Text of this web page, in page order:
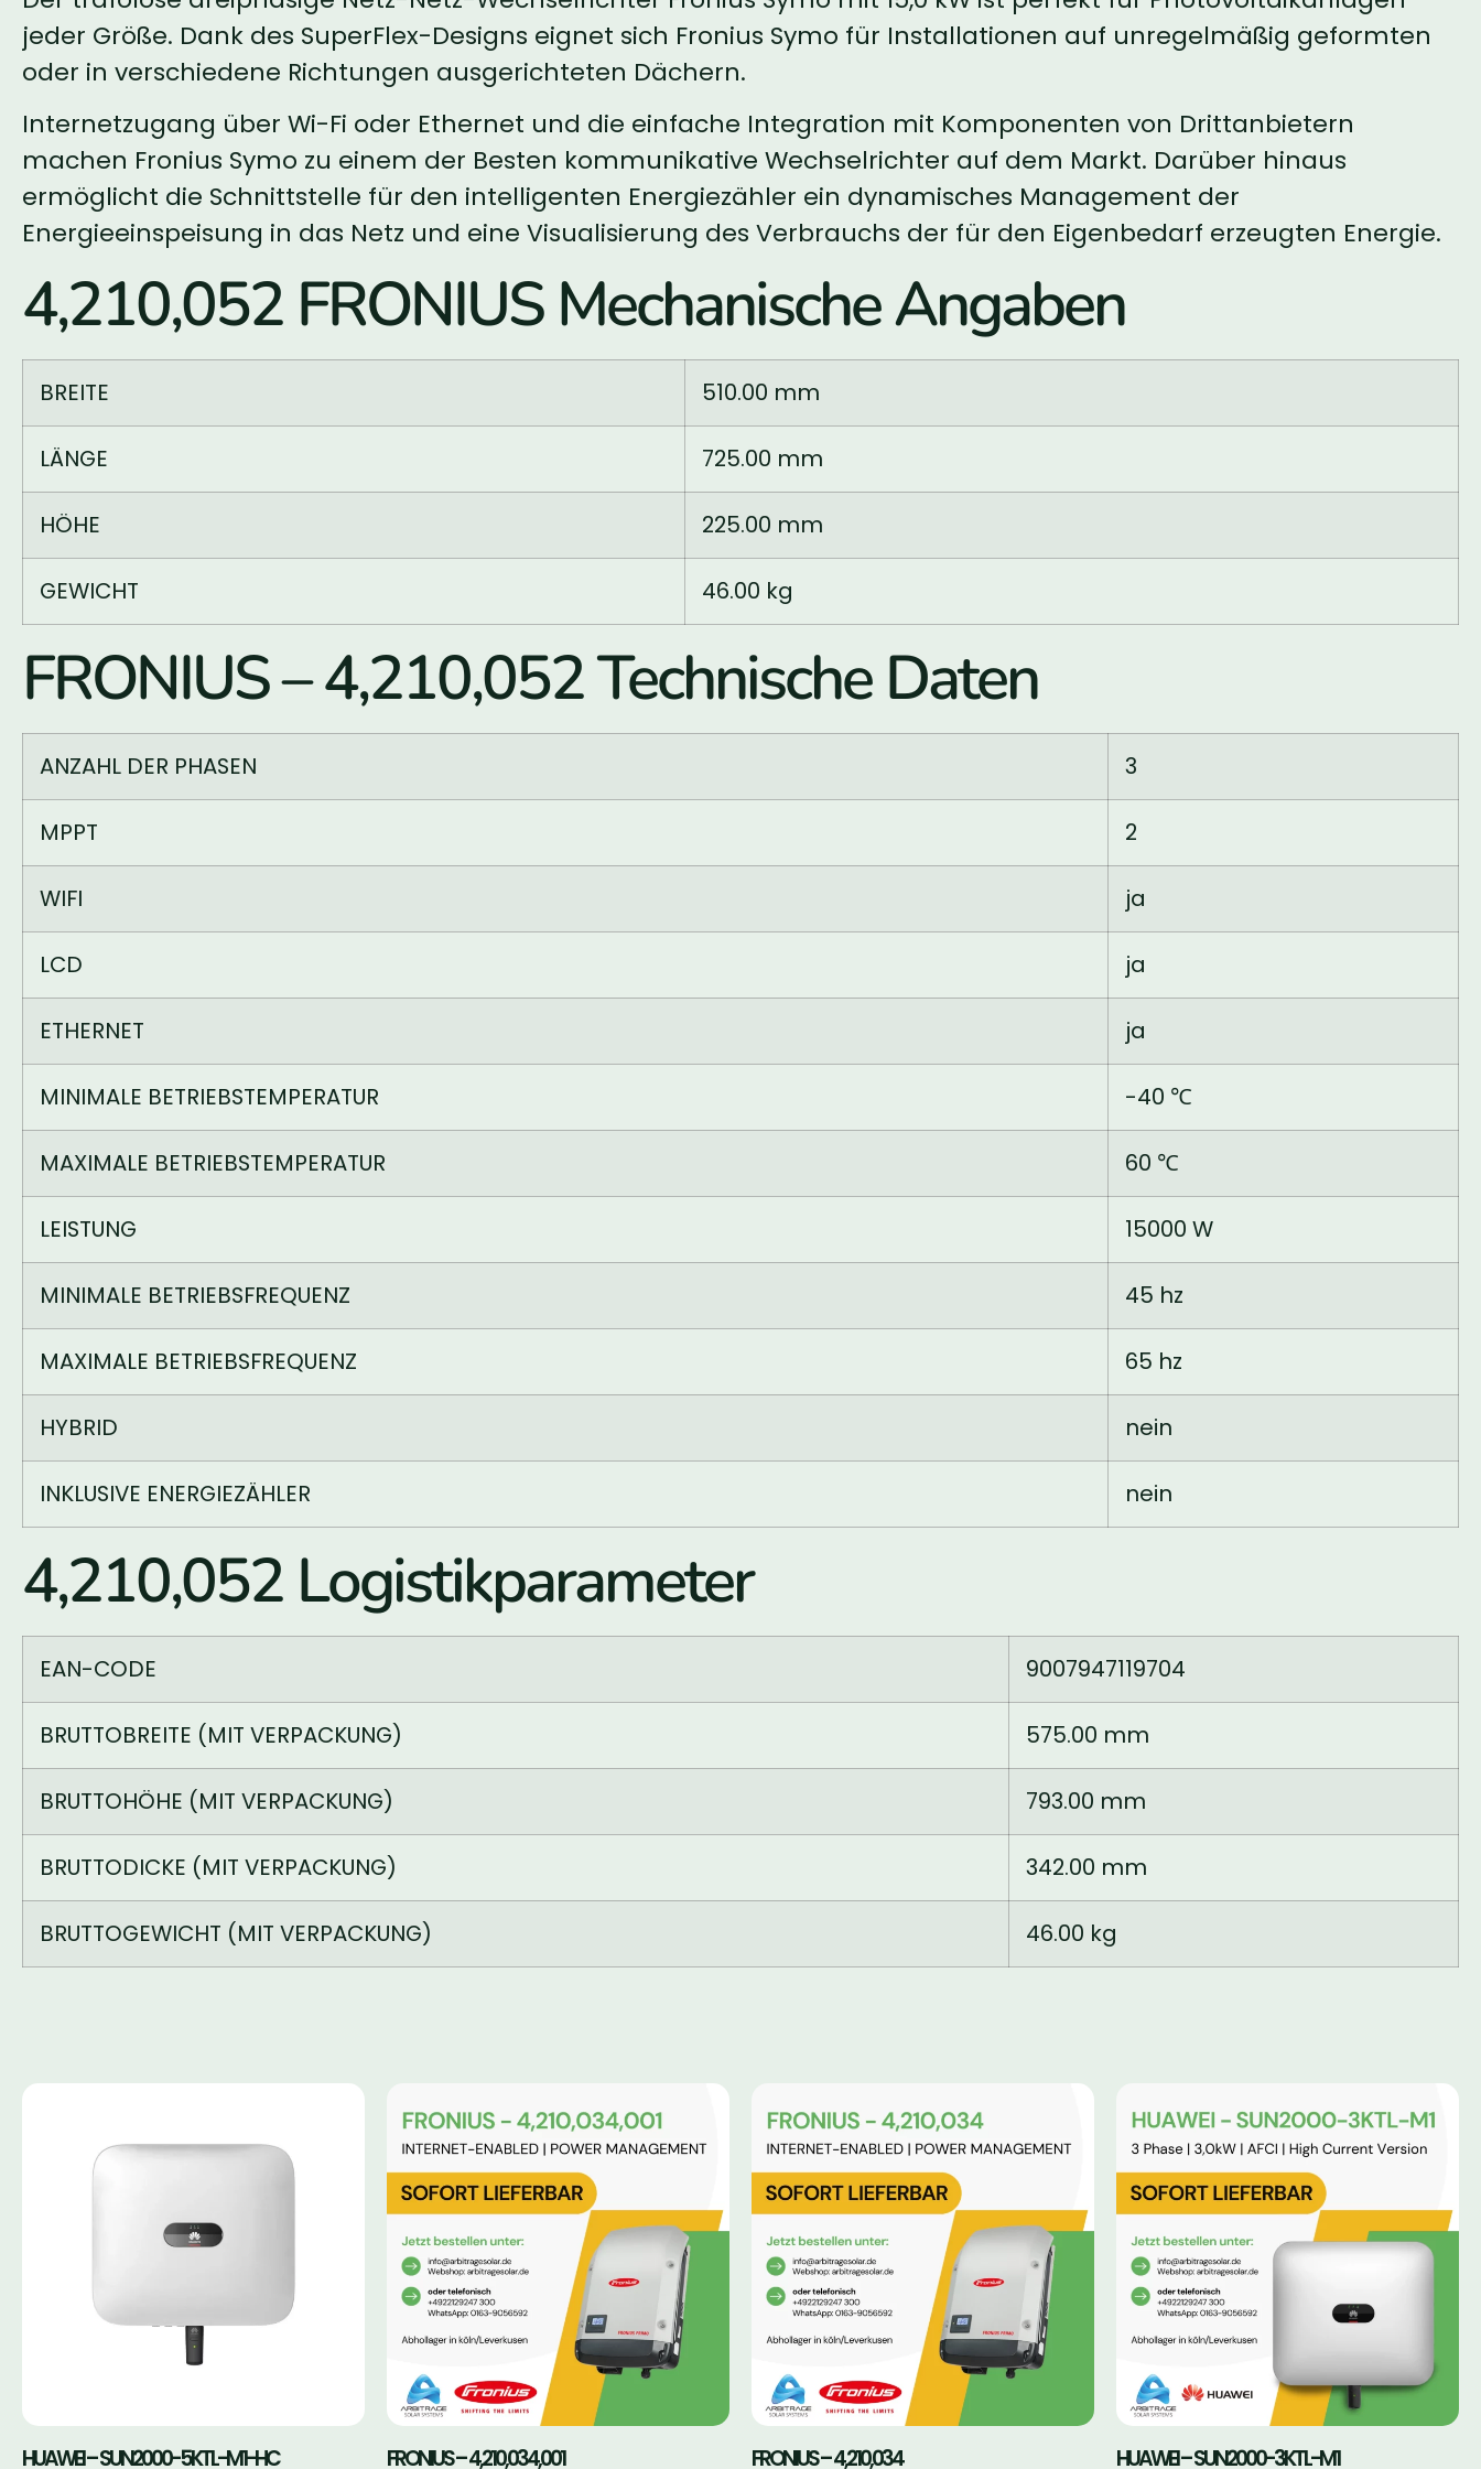
jeder Größe. Dank des SuperFlex-Designs eignet sich Fronius Symo für Installationen auf unregelmäßig geformten
oder in verschiedene Richtungen ausgerichteten Dächern.
Internetzugang über Wi-Fi oder Ethernet und die einfache Integration mit Komponenten von Drittanbietern
machen Fronius Symo zu einem der Besten kommunikative Wechselrichter auf dem Markt. Darüber hinaus
ermöglicht die Schnittstelle für den intelligenten Energiezähler ein dynamisches Management der
Energieeinspeisung in das Netz und eine Visualisierung des Verbrauchs der für den Eigenbedarf erzeugten Energie.
4,210,052 FRONIUS Mechanische Angaben
BREITE 510.00 mm
LÄNGE 725.00 mm
HÖHE 225.00 mm
GEWICHT 46.00 kg
FRONIUS – 4,210,052 Technische Daten
ANZAHL DER PHASEN 3
MPPT 2
WIFI ja
LCD ja
ETHERNET ja
MINIMALE BETRIEBSTEMPERATUR -40 ℃
MAXIMALE BETRIEBSTEMPERATUR 60 ℃
LEISTUNG 15000 W
MINIMALE BETRIEBSFREQUENZ 45 hz
MAXIMALE BETRIEBSFREQUENZ 65 hz
HYBRID nein
INKLUSIVE ENERGIEZÄHLER nein
4,210,052 Logistikparameter
EAN-CODE 9007947119704
BRUTTOBREITE (MIT VERPACKUNG) 575.00 mm
BRUTTOHÖHE (MIT VERPACKUNG) 793.00 mm
BRUTTODICKE (MIT VERPACKUNG) 342.00 mm
BRUTTOGEWICHT (MIT VERPACKUNG) 46.00 kg
HUAWEI – SUN2000-5KTL-M1-HC FRONIUS – 4,210,034,001 FRONIUS – 4,210,034 HUAWEI – SUN2000-3KTL-M1